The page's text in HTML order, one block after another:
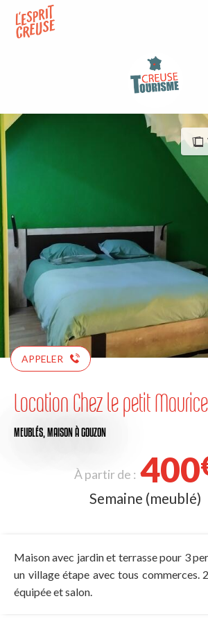
contenu
APPELER
Location Chez le petit Maurice
MEUBLÉS, MAISONÀ GOUZON
À partir de : 400
Semaine (meublé)
Maison avec jardin et terrasse pour 3
un village étape avec tous commerces.
équipée et salon.